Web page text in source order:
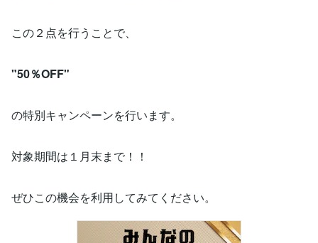
この２点を行うことで、
"50％OFF"
の特別キャンペーンを行います。
対象期間は１月末まで！！
ぜひこの機会を利用してみてください。